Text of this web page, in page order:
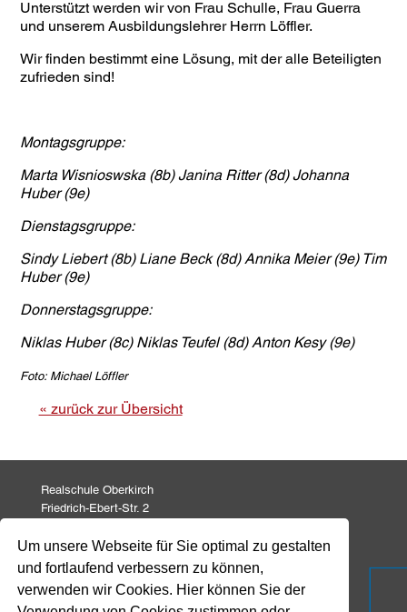
Um unsere Webseite für Sie optimal zu gestalten
und fortlaufend verbessern zu können,
verwenden wir Cookies. Hier können Sie der
Unterstützt werden wir von Frau Schulle, Frau Guerra
und unserem Ausbildungslehrer Herrn Löffler.
Wir finden bestimmt eine Lösung, mit der alle Beteiligten
zufrieden sind!
Montagsgruppe:
Marta Wisnioswska (8b) Janina Ritter (8d) Johanna
Huber (9e)
Dienstagsgruppe:
Sindy Liebert (8b) Liane Beck (8d) Annika Meier (9e) Tim
Huber (9e)
Donnerstagsgruppe:
Niklas Huber (8c) Niklas Teufel (8d) Anton Kesy (9e)
Foto: Michael Löffler
« zurück zur Übersicht
Realschule Oberkirch
Friedrich-Ebert-Str. 2
Tel: 07802 82 771
Fax: 07802 82 799
info@realschule-oberkirch.de